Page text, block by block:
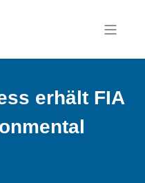
erhält FIA